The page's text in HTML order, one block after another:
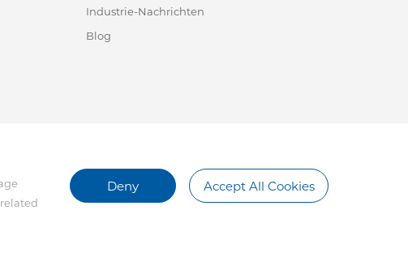
Industrie-Nachrichten
Blog
Deny Accept All Cookies